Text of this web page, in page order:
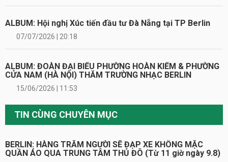
ALBUM: Hội nghị Xúc tiến đầu tư Đà Nẵng tại TP Berlin
07/07/2026 | 20:18
ALBUM: ĐOÀN ĐẠI BIỂU PHƯỜNG HOÀN KIẾM & PHƯỜNG
CỬA NAM (HÀ NỘI) THĂM TRƯỜNG NHẠC BERLIN
15/06/2026 | 11:53
TIN CÙNG CHUYÊN MỤC
BERLIN: HÀNG TRĂM NGƯỜI SẼ ĐẠP XE KHÔNG MẶC
QUẦN ÁO QUA TRUNG TÂM THỦ ĐÔ (Từ 11 giờ ngày 9.8)